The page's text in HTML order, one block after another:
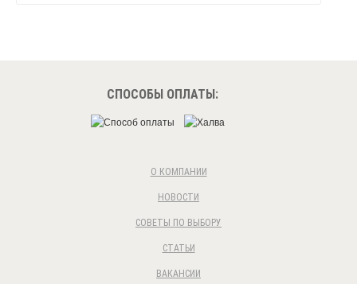
СПОСОБЫ ОПЛАТЫ:
О КОМПАНИИ
НОВОСТИ
СОВЕТЫ ПО ВЫБОРУ
СТАТЬИ
ВАКАНСИИ